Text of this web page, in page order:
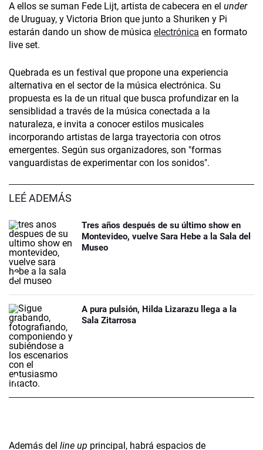
A ellos se suman Fede Lijt, artista de cabecera en el under
de Uruguay, y Victoria Brion que junto a Shuriken y Pi
estarán dando un show de música electrónica en formato
live set.
Quebrada es un festival que propone una experiencia
alternativa en el sector de la música electrónica. Su
propuesta es la de un ritual que busca profundizar en la
sensiblidad a través de la música conectada a la
naturaleza, e invita a conocer estilos musicales
incorporando artistas de larga trayectoria con otros
emergentes. Según sus organizadores, son "formas
vanguardistas de experimentar con los sonidos".
LEÉ ADEMÁS
Tres años después de su último show en
Montevideo, vuelve Sara Hebe a la Sala del
Museo
A pura pulsión, Hilda Lizarazu llega a la
Sala Zitarrosa
Además del line up principal, habrá espacios de